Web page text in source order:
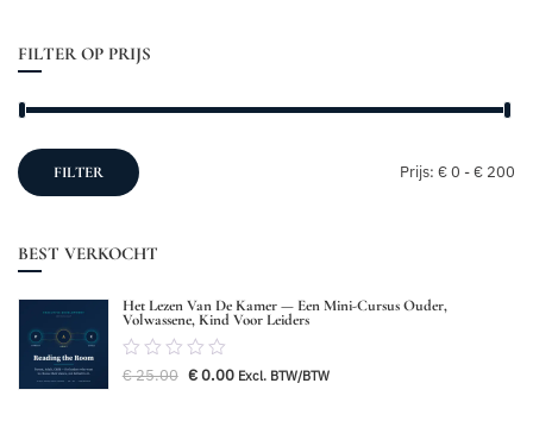
FILTER OP PRIJS
FILTER Prijs: € 0 -€ 200
BEST VERKOCHT
Het Lezen Van De Kamer — Een Mini-Cursus Ouder,
Volwassene, Kind Voor Leiders
0.00
van
€25.00 Oorspronkelijke
€0.00Huidige
Excl. BTW/BTW